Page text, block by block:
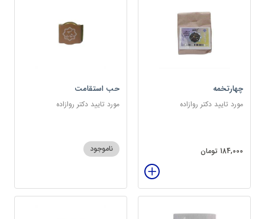
چهارتخمه
مورد تایید دکتر روازاده
184,000 تومان
حب استقامت
مورد تایید دکتر روازاده
ناموجود